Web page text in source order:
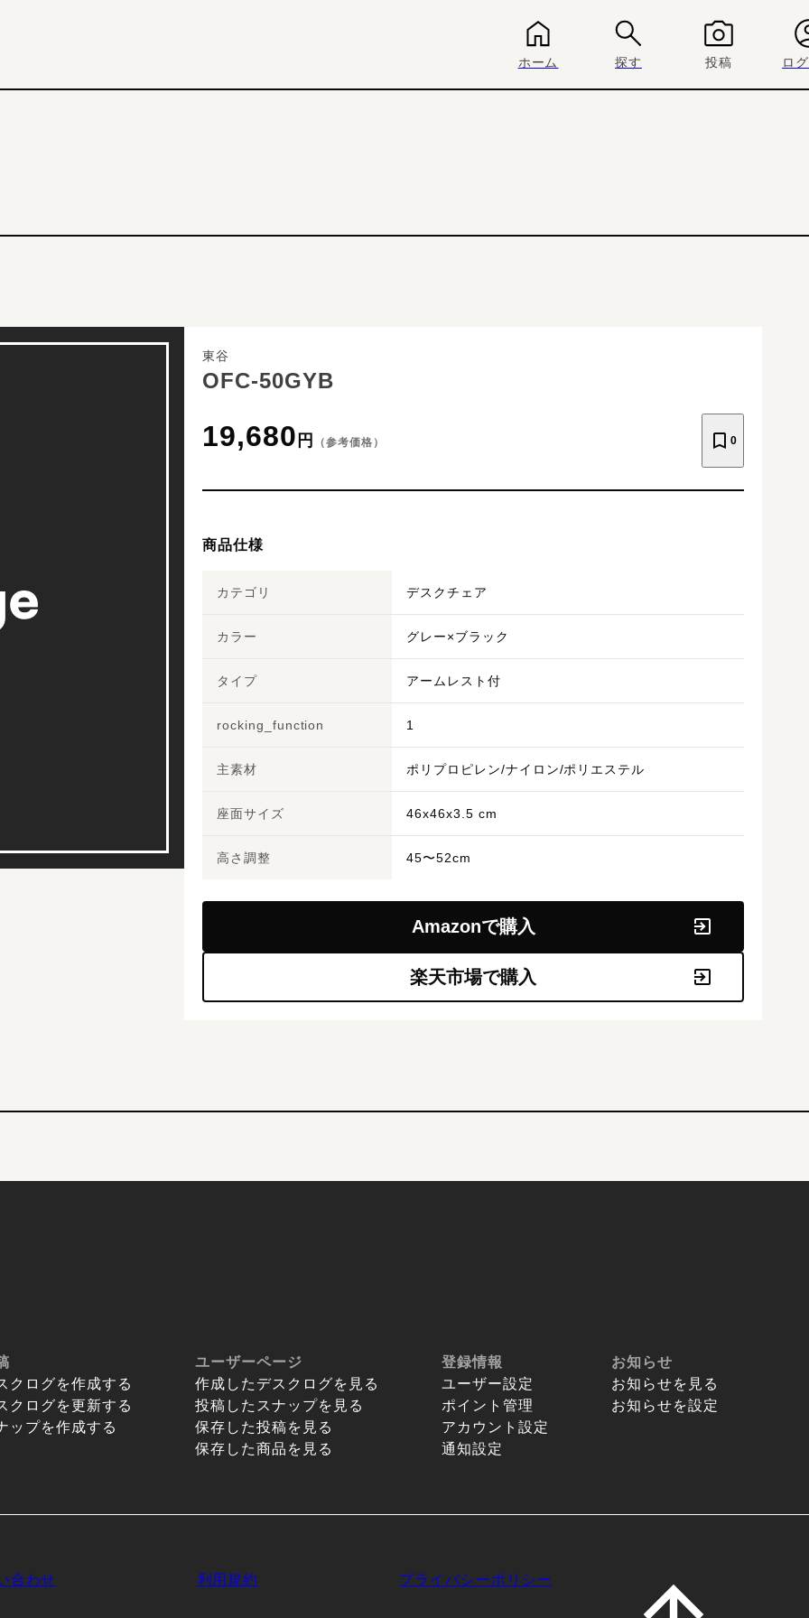
ホーム 探す 投稿 ロ
東谷
OFC-50GYB
19,680 円 （参考価格） 0
商品仕様
カテゴリ デスクチェア
カラー グレー×ブラック
タイプ アームレスト付
rocking_function 1
主素材 ポリプロピレン/ナイロン/ポリエステル
座面サイズ 46x46x3.5 cm
高さ調整 45〜52cm
Amazonで購入
楽天市場で購入
クログを作成する
クログを更新する
ップを作成する
ユーザーページ
作成したデスクログを見る
投稿したスナップを見る
保存した投稿を見る
保存した商品を見る
登録情報
ユーザー設定
ポイント管理
アカウント設定
通知設定
お知らせ
お知らせを見る
お知らせを設定
合わせ 利用規約 プライバシーポリシー